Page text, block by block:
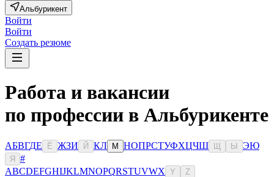
Альбурикент
Войти
Войти
Создать резюме
Работа и вакансии
по профессии в Альбурикенте
АБВГДЕ Ё ЖЗИ Й КЛ М НОПРСТУФХЦЧШ Ы ЭЮ
Я
#
ABCDEFGHIJKLMNOPQRSTUVWX Y Z